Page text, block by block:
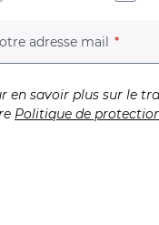
adresse mail
en savoir plus sur le
Politique de